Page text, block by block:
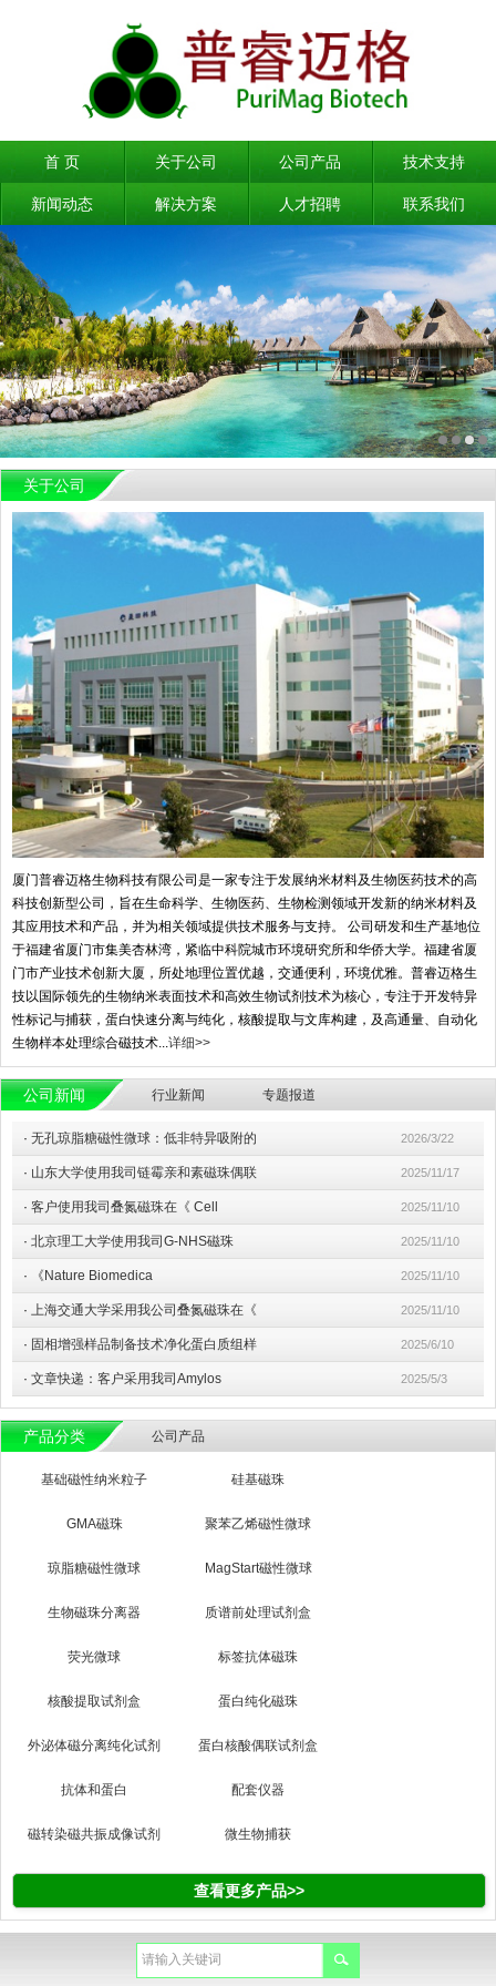
首 页 关于公司 公司产品 技术支持
新闻动态 解决方案 人才招聘 联系我们
关于公司
厦门普睿迈格生物科技有限公司是一家专注于发展纳米材料及生物医药技术的高
科技创新型公司，旨在生命科学、生物医药、生物检测领域开发新的纳米材料及
其应用技术和产品，并为相关领域提供技术服务与支持。 公司研发和生产基地位
于福建省厦门市集美杏林湾，紧临中科院城市环境研究所和华侨大学。福建省厦
门市产业技术创新大厦，所处地理位置优越，交通便利，环境优雅。普睿迈格生
技以国际领先的生物纳米表面技术和高效生物试剂技术为核心，专注于开发特异
性标记与捕获，蛋白快速分离与纯化，核酸提取与文库构建，及高通量、自动化
生物样本处理综合磁技术...详细>>
公司新闻 行业新闻 专题报道
· 无孔琼脂糖磁性微球：低非特异吸附的 2026/3/22
· 山东大学使用我司链霉亲和素磁珠偶联 2025/11/17
· 客户使用我司叠氮磁珠在《 Cell 2025/11/10
· 北京理工大学使用我司G-NHS磁珠 2025/11/10
· 《Nature Biomedica 2025/11/10
· 上海交通大学采用我公司叠氮磁珠在《 2025/11/10
· 固相增强样品制备技术净化蛋白质组样 2025/6/10
· 文章快递：客户采用我司Amylos 2025/5/3
产品分类 公司产品
基础磁性纳米粒子 硅基磁珠
GMA磁珠 聚苯乙烯磁性微球
琼脂糖磁性微球 MagStart磁性微球
生物磁珠分离器 质谱前处理试剂盒
荧光微球 标签抗体磁珠
核酸提取试剂盒 蛋白纯化磁珠
外泌体磁分离纯化试剂 蛋白核酸偶联试剂盒
抗体和蛋白 配套仪器
磁转染磁共振成像试剂 微生物捕获
查看更多产品>>